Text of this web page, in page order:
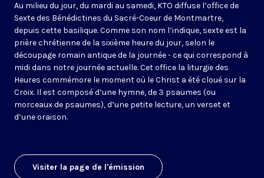
Au milieu du jour, du mardi au samedi, KTO diffuse l’office de
Sexte des Bénédictines du Sacré-Coeur de Montmartre,
depuis cette basilique. Comme son nom l’indique, sexte est la
prière chrétienne de la sixième heure du jour, selon le
découpage romain antique de la journée - ce qui correspond à
midi dans notre journée actuelle. Cet office la liturgie des
Heures commémore le moment où le Christ a été cloué sur la
Croix. Il est composé d’une hymne, de 3 psaumes (ou
morceaux de psaumes), d’une petite lecture, un verset et
d’une oraison.
Visiter la page de l'émission